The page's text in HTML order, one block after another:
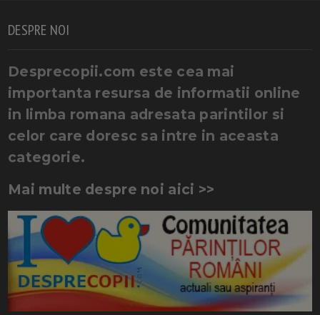
DESPRE NOI
Desprecopii.com este cea mai
importanta resursa de informatii online
in limba romana adresata parintilor si
celor care doresc sa intre in aceasta
categorie.
Mai multe despre noi aici >>